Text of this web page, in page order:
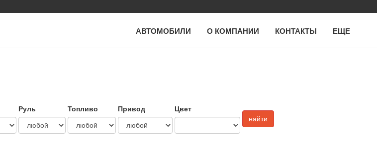
АВТОМОБИЛИ О КОМПАНИИ КОНТАКТЫ ЕЩЕ
Руль Топливо Привод Цвет